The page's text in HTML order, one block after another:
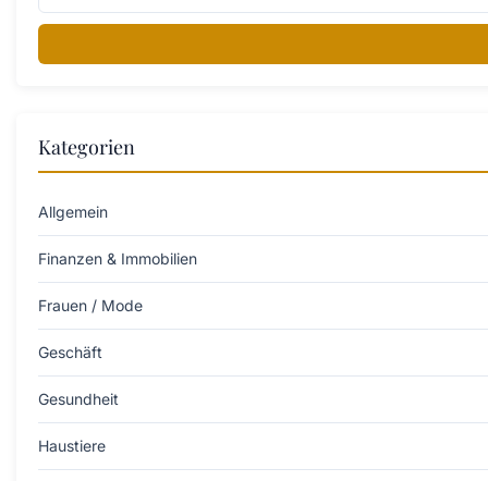
Kategorien
Allgemein
Finanzen & Immobilien
Frauen / Mode
Geschäft
Gesundheit
Haustiere